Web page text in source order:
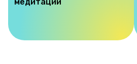
медитации